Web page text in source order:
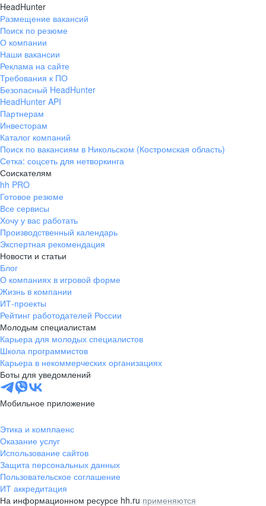
HeadHunter
Размещение вакансий
Поиск по резюме
О компании
Наши вакансии
Реклама на сайте
Требования к ПО
Безопасный HeadHunter
HeadHunter API
Партнерам
Инвесторам
Каталог компаний
Поиск по вакансиям в Никольском (Костромская область)
Сетка: соцсеть для нетворкинга
Соискателям
hh PRO
Готовое резюме
Все сервисы
Хочу у вас работать
Производственный календарь
Экспертная рекомендация
Новости и статьи
Блог
О компаниях в игровой форме
Жизнь в компании
ИТ-проекты
Рейтинг работодателей России
Молодым специалистам
Карьера для молодых специалистов
Школа программистов
Карьера в некоммерческих организациях
Боты для уведомлений
Мобильное приложение
Этика и комплаенс
Оказание услуг
Использование сайтов
Защита персональных данных
Пользовательское соглашение
ИТ аккредитация
На информационном ресурсе hh.ru применяются